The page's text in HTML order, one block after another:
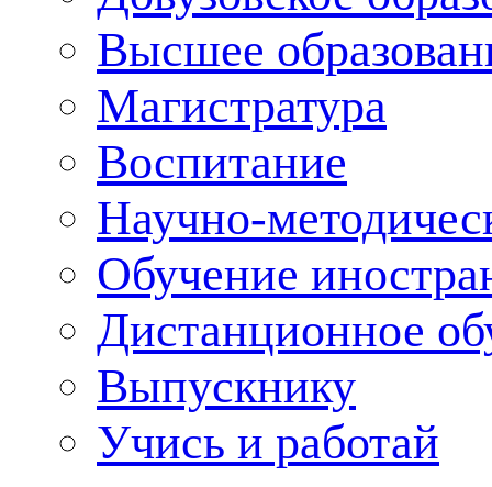
Высшее
Магистратура
Воспитание
Научно-
Обучение
Дистанционное
Выпускнику
Учись и работай